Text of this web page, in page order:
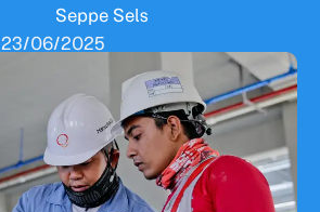
Seppe Sels
23/06/2025